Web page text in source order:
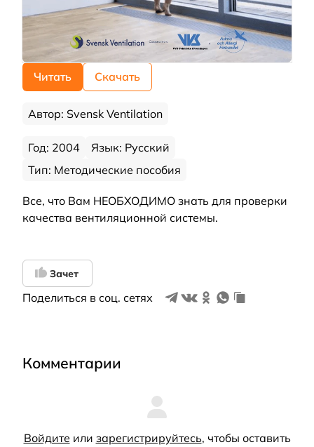
Читать Скачать
Автор: Svensk Ventilation
Год: 2004
Язык: Русский
Тип: Методические пособия
Все, что Вам НЕОБХОДИМО знать для проверки
качества вентиляционной системы.
Зачет
Поделиться в соц. сетях
Комментарии
Войдите или зарегистрируйтесь, чтобы оставить